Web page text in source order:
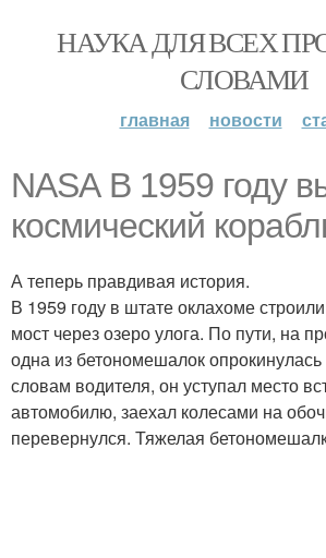
НАУКА ДЛЯ ВСЕХ
СЛОВАМИ
главная новости
NАSА В 1959 году
космический
А теперь правдивая история.
В 1959 году в штате оклахоме
мост через озеро улога. По пути, на
одна из бетономешалок
словам водителя, он уступал место
автомобилю, заехал колесами на
перевернулся. Тяжелая